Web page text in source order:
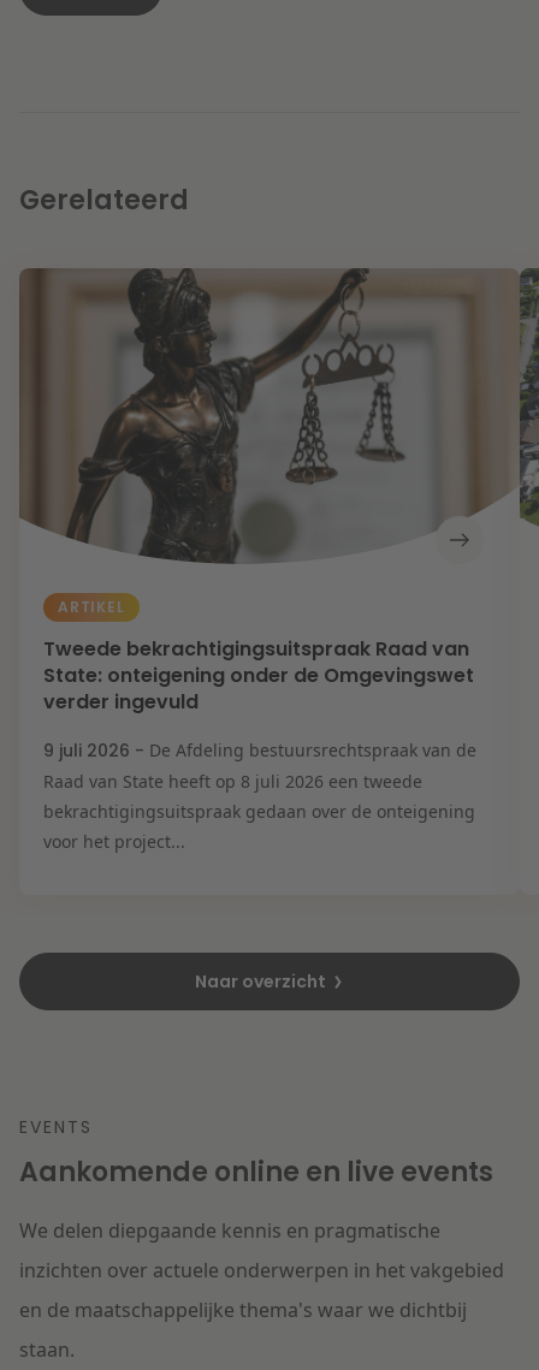
Gerelateerd
ARTIKEL
Tweede bekrachtigingsuitspraak Raad van
State: onteigening onder de Omgevingswet
verder ingevuld
9 juli 2026 - De Afdeling bestuursrechtspraak van de
Raad van State heeft op 8 juli 2026 een tweede
bekrachtigingsuitspraak gedaan over de onteigening
voor het project...
Naar overzicht
EVENTS
Aankomende online en live events
We delen diepgaande kennis en pragmatische
inzichten over actuele onderwerpen in het vakgebied
en de maatschappelijke thema's waar we dichtbij
staan.